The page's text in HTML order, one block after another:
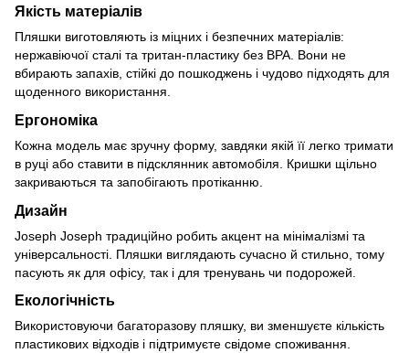
Якість матеріалів
Пляшки виготовляють із міцних і безпечних матеріалів:
нержавіючої сталі та тритан-пластику без BPA. Вони не
вбирають запахів, стійкі до пошкоджень і чудово підходять для
щоденного використання.
Ергономіка
Кожна модель має зручну форму, завдяки якій її легко тримати
в руці або ставити в підсклянник автомобіля. Кришки щільно
закриваються та запобігають протіканню.
Дизайн
Joseph Joseph традиційно робить акцент на мінімалізмі та
універсальності. Пляшки виглядають сучасно й стильно, тому
пасують як для офісу, так і для тренувань чи подорожей.
Екологічність
Використовуючи багаторазову пляшку, ви зменшуєте кількість
пластикових відходів і підтримуєте свідоме споживання.